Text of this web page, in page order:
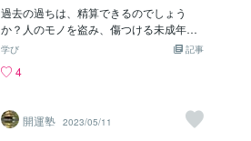
て、単体でも組み合わせでも自由に選べ
るコースをご用意しています。つむぎ学
との組み合わせによって、より立体的で
深い“魂の設計図”を読み解く鑑定が可能
時刻から紫微斗数を出してみると… →
やっぱり“世話焼きの星”がたっぷり！人
過去の過ちは、精算できるのでしょう
か？人のモノを盗み、傷つける未成年児
童を傷つける対象と考える大人再犯率で
を繰り返すとのデータもあります。未成
ます。刑を科すのではなく、反省の機会
を与えて更生させる較正しない事例が多
記事
学び
4
開運塾 2023/05/11